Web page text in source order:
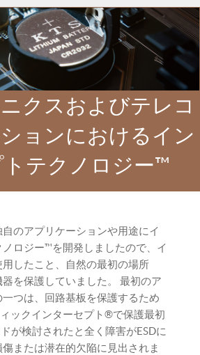
クスおよびテレコ
ョンにおけるイン
トテクノロジー™
のアプリケーションや用途にイ
ノロジー™を開発しましたので、イ
したこと、自然の最初の場所
を保護していました。 最初のア
つは、回路基板を保護するため
ックインターセプト®で保護最初
が検討されたと全く障害がESDに
または潜在的欠陥に見出されま